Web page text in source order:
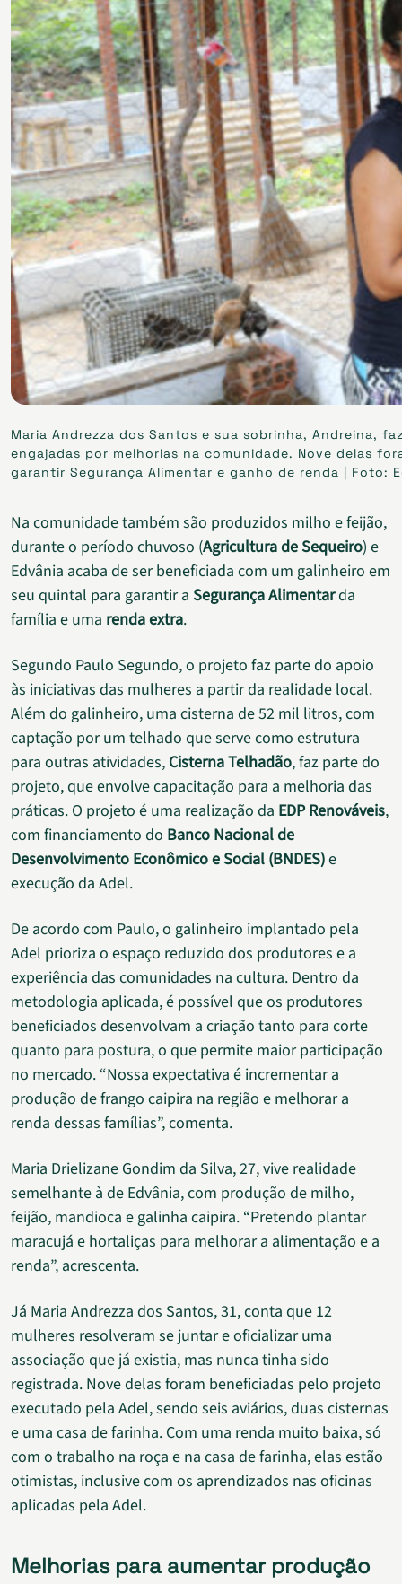
Maria Andrezza dos Santos e sua sobrinha, Andreina,
engajadas por melhorias na comunidade. Nove delas
garantir Segurança Alimentar e ganho de renda | Foto:
Na comunidade também são produzidos milho e feijão,
durante o período chuvoso (Agricultura de Sequeiro) e
Edvânia acaba de ser beneficiada com um galinheiro em
seu quintal para garantir a Segurança Alimentarda
família e uma renda extra.
Segundo Paulo Segundo, o projeto faz parte do apoio
às iniciativas das mulheres a partir da realidade local.
Além do galinheiro, uma cisterna de 52 mil litros, com
captação por um telhado que serve como estrutura
para outras atividades, Cisterna Telhadão, faz parte do
projeto, que envolve capacitação para a melhoria das
práticas. O projeto é uma realização da EDP Renováveis,
com financiamento do Banco Nacional de
Desenvolvimento Econômico e Social (BNDES)e
execução da Adel.
De acordo com Paulo, o galinheiro implantado pela
Adel prioriza o espaço reduzido dos produtores e a
experiência das comunidades na cultura. Dentro da
metodologia aplicada, é possível que os produtores
beneficiados desenvolvam a criação tanto para corte
quanto para postura, o que permite maior participação
no mercado. “Nossa expectativa é incrementar a
produção de frango caipira na região e melhorar a
renda dessas famílias”, comenta.
Maria Drielizane Gondim da Silva, 27, vive realidade
semelhante à de Edvânia, com produção de milho,
feijão, mandioca e galinha caipira. “Pretendo plantar
maracujá e hortaliças para melhorar a alimentação e a
renda”, acrescenta.
Já Maria Andrezza dos Santos, 31, conta que 12
mulheres resolveram se juntar e oficializar uma
associação que já existia, mas nunca tinha sido
registrada. Nove delas foram beneficiadas pelo projeto
executado pela Adel, sendo seis aviários, duas cisternas
e uma casa de farinha. Com uma renda muito baixa, só
com o trabalho na roça e na casa de farinha, elas estão
otimistas, inclusive com os aprendizados nas oficinas
aplicadas pela Adel.
Melhorias para aumentar produção